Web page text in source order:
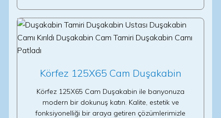
Körfez 125X65 Cam Duşakabin
Körfez 125X65 Cam Duşakabin ile banyonuza
modern bir dokunuş katın. Kalite, estetik ve
fonksiyonelliği bir araya getiren çözümlerimizle